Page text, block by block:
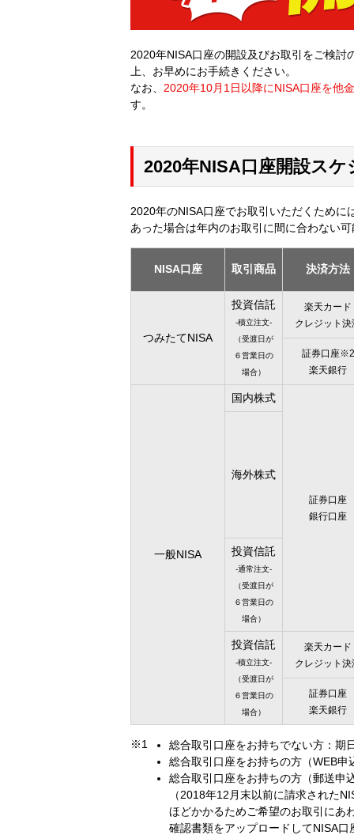
2020年NISA口座の開設及びお取引をご検
上、お早めにお手続きください。
なお、 2020年10月1日以降にNISA口座を他
す。
2020年NISA口座開設スケ
2020年のNISA口座でお取引いただくため
あった場合は年内のお取引に間に合わない
NISA口座 取引商品 決済方法
つみたてNISA
投資信託
-積立注文-
（受渡日が
６営業日の
場合）
楽天カード
クレジット決
証券口座※2
楽天銀行
一般NISA
国内株式
証券口座
銀行口座
海外株式
投資信託
-通常注文-
（受渡日が
６営業日の
場合）
投資信託
-積立注文-
（受渡日が
６営業日の
場合）
楽天カード
クレジット決
証券口座
楽天銀行
総合取引口座をお持ちでない方：期
総合取引口座をお持ちの方（WEB
総合取引口座をお持ちの方（郵送申
（2018年12月末以前に請求された
ほどかかるためご希望のお取引にあ
確認書類をアップロードしてNISA